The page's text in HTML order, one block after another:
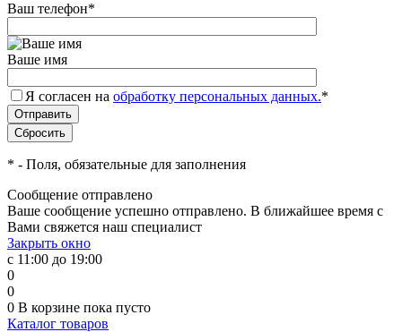
Ваш телефон*
Ваше имя
Я согласен на обработку персональных данных.*
* - Поля, обязательные для заполнения
Сообщение отправлено
Ваше сообщение успешно отправлено. В ближайшее время с
Вами свяжется наш специалист
Закрыть окно
с 11:00 до 19:00
0
0
0 В корзине пока пусто
Каталог товаров